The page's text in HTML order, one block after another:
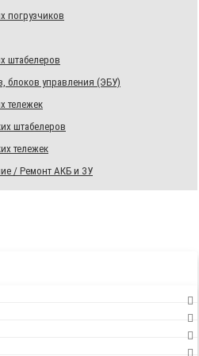
погрузчиков
штабелеров
блоков управления (ЭБУ)
тележек
штабелеров
тележек
/ Ремонт АКБ и ЗУ